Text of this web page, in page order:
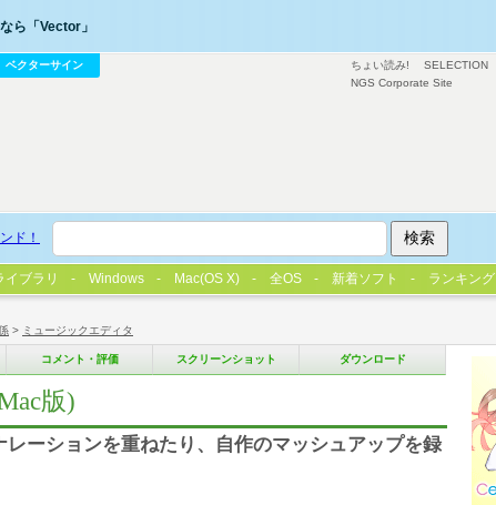
> ミュージックエディタ
コメント・評価 スクリーンショット ダウンロード
版)
ーションを重ねたり、自作のマッシュアップを録
ちょい読み! SELECTION
NGS Corporate Site
ら「Vector」
ベクターサイン
ド！
イブラリ Windows Mac(OS X) 全OS 新着ソフト ランキング